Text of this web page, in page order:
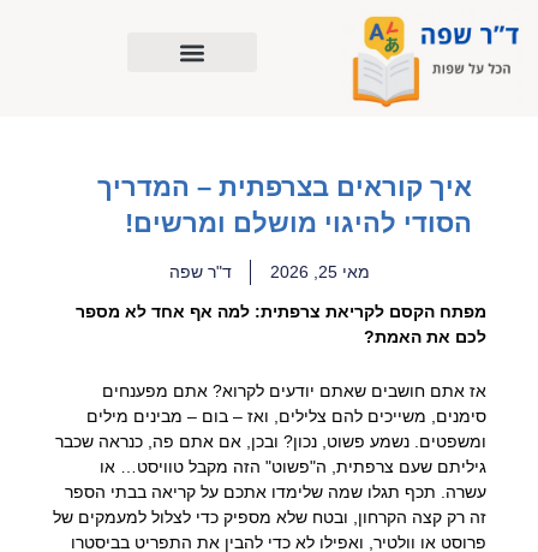
לתוכן
איך קוראים בצרפתית – המדריך
הסודי להיגוי מושלם ומרשים!
מאי 25, 2026 ד"ר שפה
מפתח הקסם לקריאת צרפתית: למה אף אחד לא מספר
לכם את האמת?
אז אתם חושבים שאתם יודעים לקרוא? אתם מפענחים
סימנים, משייכים להם צלילים, ואז – בום – מבינים מילים
ומשפטים. נשמע פשוט, נכון? ובכן, אם אתם פה, כנראה שכבר
גיליתם שעם צרפתית, ה"פשוט" הזה מקבל טוויסט… או
עשרה. תכף תגלו שמה שלימדו אתכם על קריאה בבתי הספר
זה רק קצה הקרחון, ובטח שלא מספיק כדי לצלול למעמקים של
פרוסט או וולטיר, ואפילו לא כדי להבין את התפריט בביסטרו